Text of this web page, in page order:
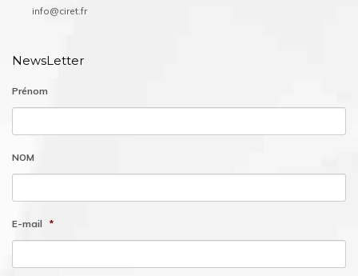
info@ciret.fr
NewsLetter
Prénom
NOM
E-mail *